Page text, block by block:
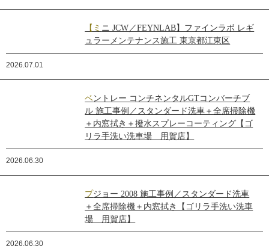
【ミニ JCW／FEYNLAB】ファインラボ レギ
ュラーメンテナンス施工 東京都江東区
2026.07.01
ベントレー コンチネンタルGTコンバーチブ
ル 施工事例／スタンダード洗車＋全席掃除機
＋内窓拭き＋撥水スプレーコーティング【ゴ
リラ手洗い洗車場 用賀店】
2026.06.30
プジョー 2008 施工事例／スタンダード洗車
＋全席掃除機＋内窓拭き【ゴリラ手洗い洗車
場 用賀店】
2026.06.30